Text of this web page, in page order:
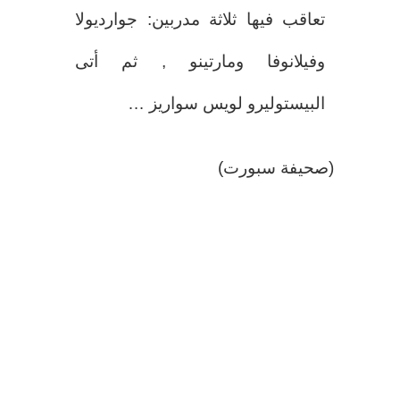
تعاقب فيها ثلاثة مدربين: جوارديولا
وفيلانوفا ومارتينو , ثم أتى
البيستوليرو لويس سواريز …
(صحيفة سبورت)